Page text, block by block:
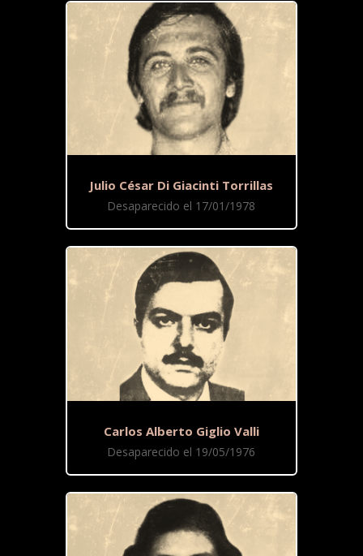
Julio César Di Giacinti Torrillas
Desaparecido el 17/01/1978
Carlos Alberto Giglio Valli
Desaparecido el 19/05/1976